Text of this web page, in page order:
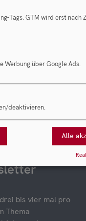
Es war eine
Kühne
bis vier mal pro
Thema
Tags. GTM wird erst nach
Werbung über Google Ads.
deaktivieren.
Alle